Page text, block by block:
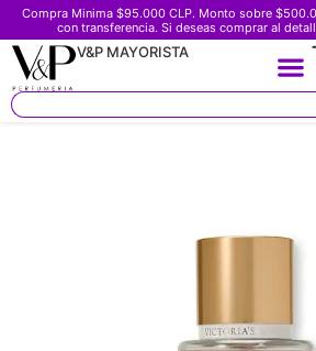
Compra Minima $95.000 CLP. Monto sobre
con transferencia. Si deseas comprar al
V&P MAYORISTA